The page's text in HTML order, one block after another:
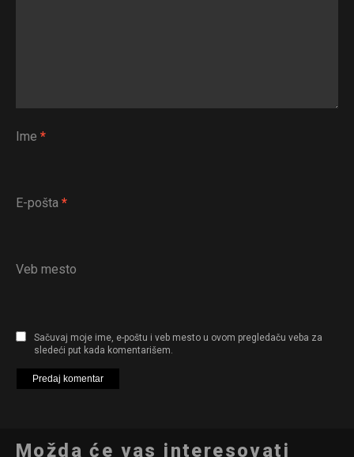
Ime *
E-pošta *
Veb mesto
Sačuvaj moje ime, e-poštu i veb mesto u ovom pregledaču veba za
sledeći put kada komentarišem.
Možda će vas interesovati